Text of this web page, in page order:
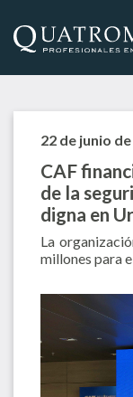
22 de junio
CAF
de la
digna en
La
millones para